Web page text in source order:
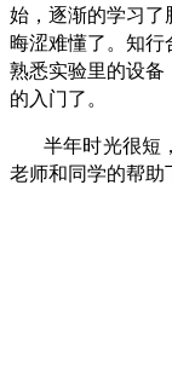
始，逐渐的学习
晦涩难懂了。知行
熟悉实验里的设
的入门了。
半年时光很短
老师和同学的帮助